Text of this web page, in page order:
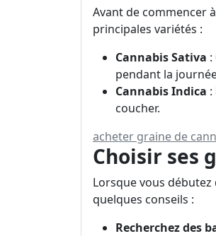
Avant de commencer
principales variétés :
Cannabis Sativa
pendant la
Cannabis Indica
coucher.
acheter graine de
Choisir ses
Lorsque vous
quelques conseils :
Recherchez des